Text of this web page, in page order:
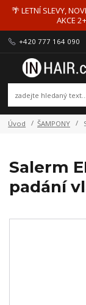
🌴 LETNÍ SLEVY,
AKCE
+420 777 164 090
Úvod ŠAMPONY
Salerm
padání